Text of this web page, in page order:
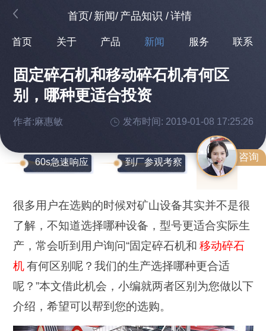
首页/ 新闻/ 产品知识 /详情
首页 关于 产品 新闻 服务 联系
固定碎石机和移动碎石机有何区
别，哪种更适合投资
作者:麻惠敏 发布时间: 2019-01-08 17:25:26
咨询
60s急速响应 到厂参观考察
很多用户在选购的时候对矿山设备其实并不是很
了解，不知道选择哪种设备，型号更适合实际生
产，常会听到用户询问“固定碎石机和 移动碎石
机 有何区别呢？我们的生产选择哪种更合适
呢？”本文借此机会，小编就两者区别为您做以下
介绍，希望可以帮到您的选购。